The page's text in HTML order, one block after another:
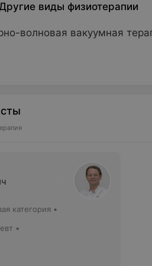
виды физиотерапии
волновая вакуумная
категория •
•